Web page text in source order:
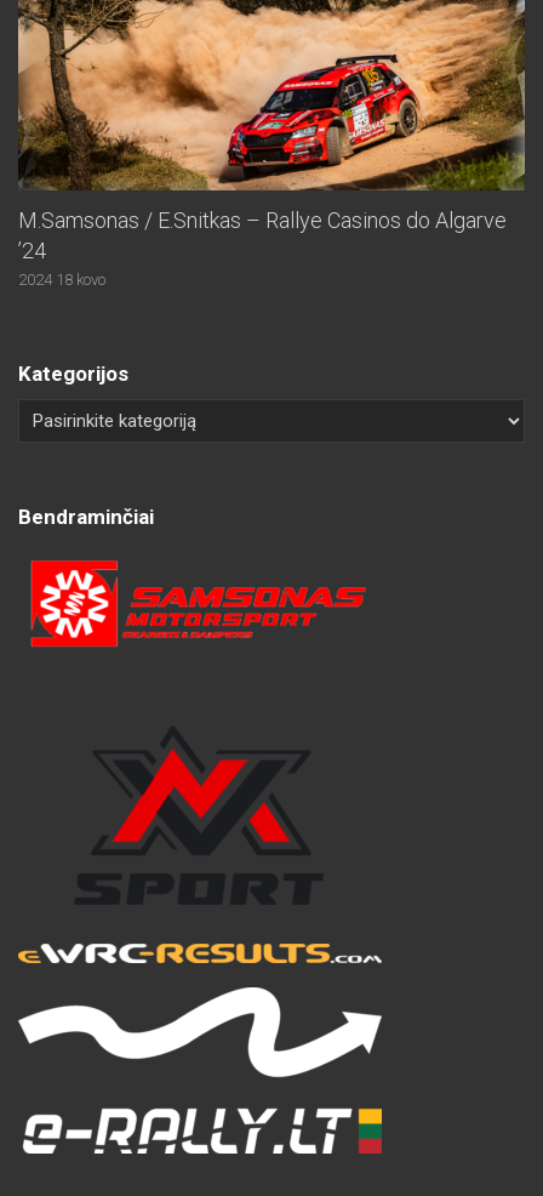
M.Samsonas / E.Snitkas – Rallye Casinos do Algarve
’24
2024 18 kovo
Kategorijos
Bendraminčiai